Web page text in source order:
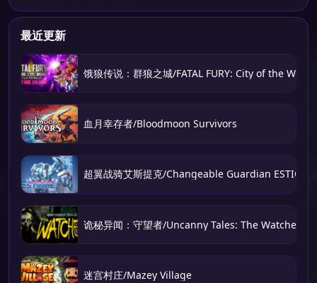
最近更新
饿狼传说：群狼之城/FATAL FURY: City of the
血月幸存者/Bloodmoon Survivors
超翼战骑艾斯提克/Changeable Guardian ESTIQUE
诡秘异闻：守望者/Uncanny Tales: The Watcher
迷宫村庄/Mazey Village